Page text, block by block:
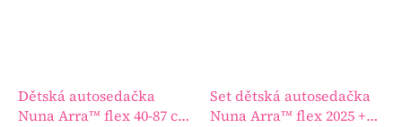
Dětská autosedačka
Nuna Arra™ flex 40-87 cm
Set dětská autosedačka
Nuna Arra™ flex 2025 +